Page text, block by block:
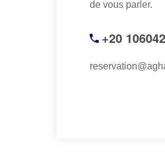
de vous parler.
+20